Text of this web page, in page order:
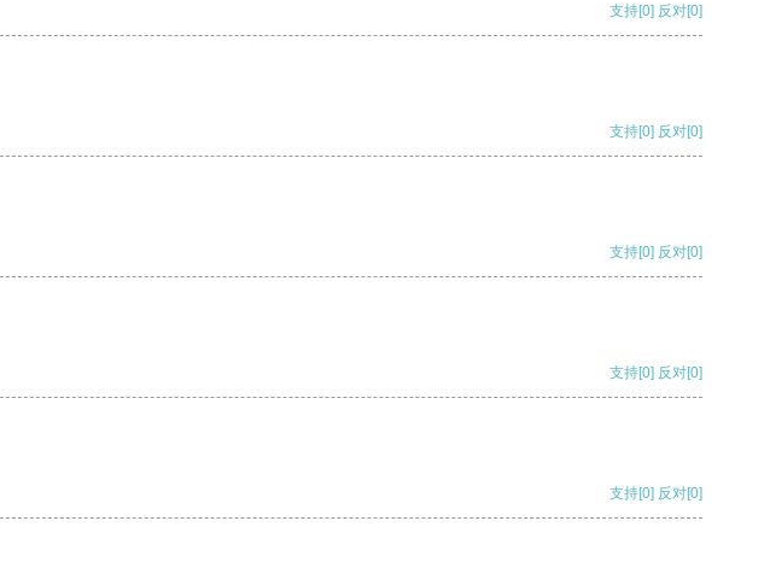
支持[0] 反对[0]
支持[0] 反对[0]
支持[0] 反对[0]
支持[0] 反对[0]
支持[0] 反对[0]